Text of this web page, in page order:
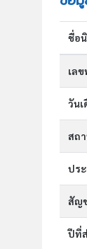
ชื่อ
เล
วัน
สถ
ปร
สัญ
ปีที่